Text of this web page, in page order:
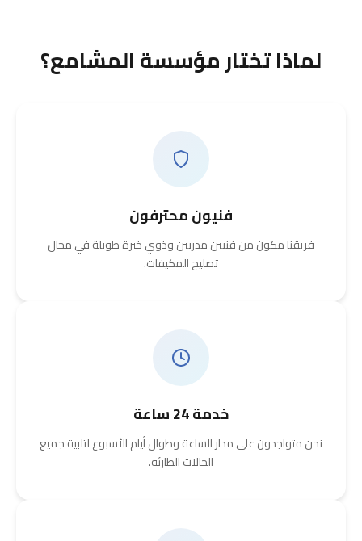
لماذا تختار مؤسسة المشامع؟
فنيون محترفون
فريقنا مكون من فنيين مدربين وذوي خبرة طويلة في مجال
تصليح المكيفات.
خدمة 24 ساعة
نحن متواجدون على مدار الساعة وطوال أيام الأسبوع لتلبية جميع
الحالات الطارئة.